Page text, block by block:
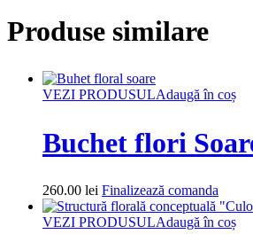
Produse similare
VEZI PRODUSULAdaugă în coș
Buchet flori
260.00 lei Finalizează comanda
VEZI PRODUSULAdaugă în coș